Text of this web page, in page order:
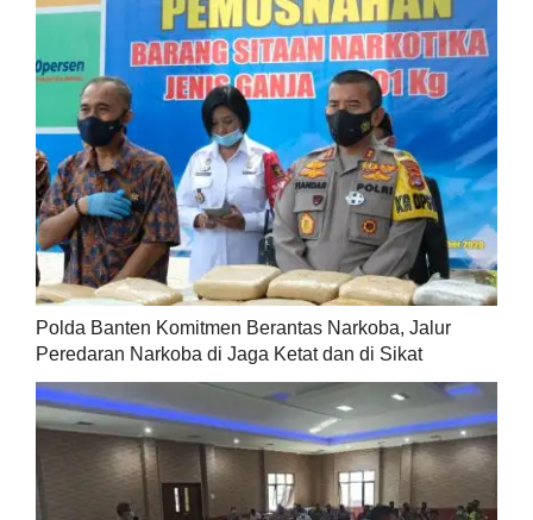
Polda Banten Komitmen Berantas Narkoba, Jalur
Peredaran Narkoba di Jaga Ketat dan di Sikat